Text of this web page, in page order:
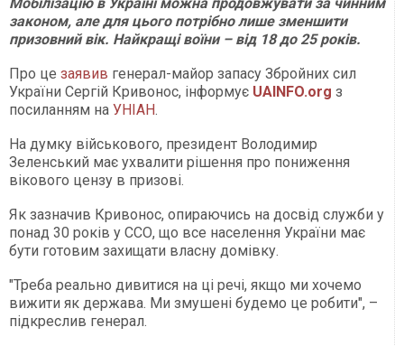
законом, але для цього потрібно лише зменшити
призовний вік. Найкращі воїни – від 18 до 25 років.
Про це заявив генерал-майор запасу Збройних сил
України Сергій Кривонос, інформує UAINFO.org з
посиланням на УНІАН.
На думку військового, президент Володимир
Зеленський має ухвалити рішення про пониження
вікового цензу в призові.
Як зазначив Кривонос, опираючись на досвід служби у
понад 30 років у ССО, що все населення України має
бути готовим захищати власну домівку.
"Треба реально дивитися на ці речі, якщо ми хочемо
вижити як держава. Ми змушені будемо це робити", –
підкреслив генерал.